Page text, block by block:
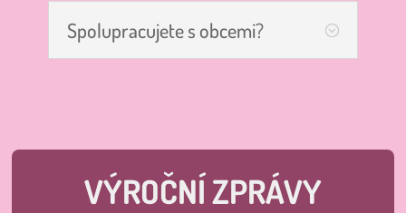
Spolupracujete s obcemi?
VÝROČNÍ ZPRÁVY